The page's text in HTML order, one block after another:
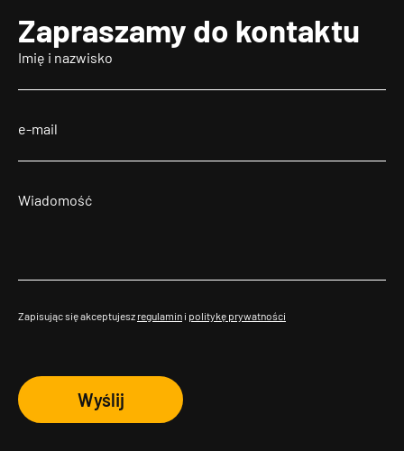
Zapraszamy do kontaktu
Zapisując się akceptujesz regulamin i politykę prywatności
Wyślij